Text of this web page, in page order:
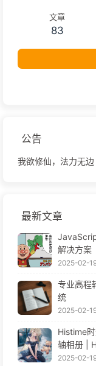
文章
83
公告
我欲修仙，法力无边
最新文章
解决方案
2025-02-
专业高程
统
2025-02-
Histime
轴相册 |
2025-02-